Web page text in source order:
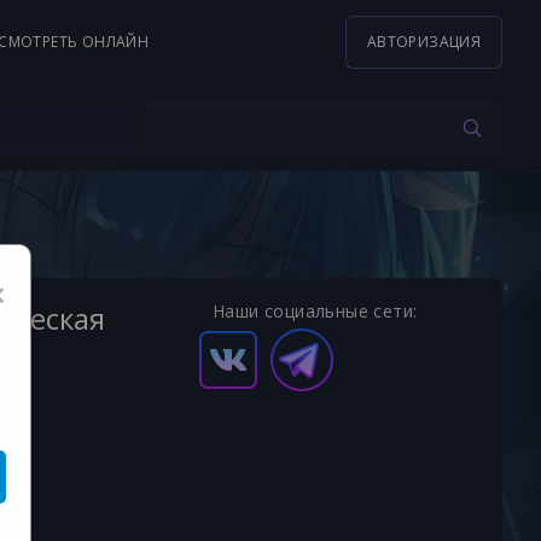
СМОТРЕТЬ ОНЛАЙН АВТОРИЗАЦИЯ
Наши социальные сети: